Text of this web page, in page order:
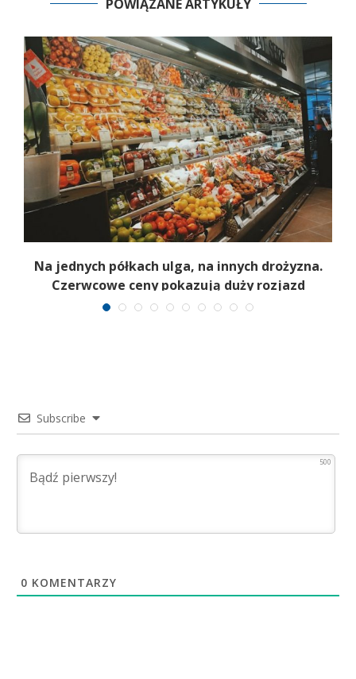
POWIĄZANE ARTYKUŁY
Na jednych półkach ulga, na innych drożyzna.
Czerwcowe ceny pokazują duży rozjazd
Subscribe
500
0 KOMENTARZY